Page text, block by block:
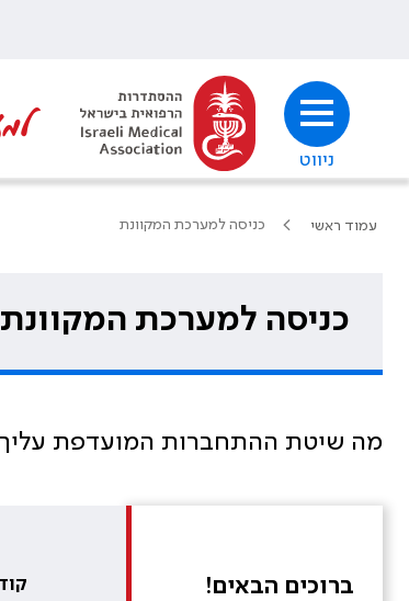
ניווט
עמוד ראשי כניסה למערכת המקוונת
כניסה למערכת המקוונת
מה שיטת ההתחברות המועדפת
ברוכים הבאים!